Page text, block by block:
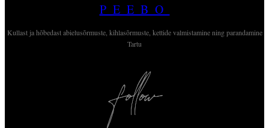
PEEBO
Kullast ja hõbedast abielusõrmuste, kihlasõrmuste, kettide valmistamine ning parandamine
Tartu